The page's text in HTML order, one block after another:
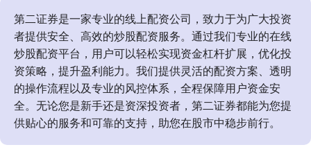
第二证券是一家专业的线上配资公司，致力于为广大投资
者提供安全、高效的炒股配资服务。通过我们专业的在线
炒股配资平台，用户可以轻松实现资金杠杆扩展，优化投
资策略，提升盈利能力。我们提供灵活的配资方案、透明
的操作流程以及专业的风控体系，全程保障用户资金安
全。无论您是新手还是资深投资者，第二证券都能为您提
供贴心的服务和可靠的支持，助您在股市中稳步前行。